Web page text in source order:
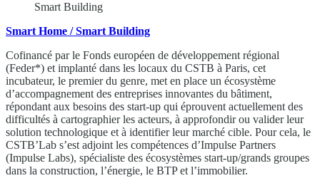
Smart Building
Smart Home / Smart Building
Cofinancé par le Fonds européen de développement régional
(Feder*) et implanté dans les locaux du CSTB à Paris, cet
incubateur, le premier du genre, met en place un écosystème
d’accompagnement des entreprises innovantes du bâtiment,
répondant aux besoins des start-up qui éprouvent actuellement des
difficultés à cartographier les acteurs, à approfondir ou valider leur
solution technologique et à identifier leur marché cible. Pour cela, le
CSTB’Lab s’est adjoint les compétences d’Impulse Partners
(Impulse Labs), spécialiste des écosystèmes start-up/grands groupes
dans la construction, l’énergie, le BTP et l’immobilier.